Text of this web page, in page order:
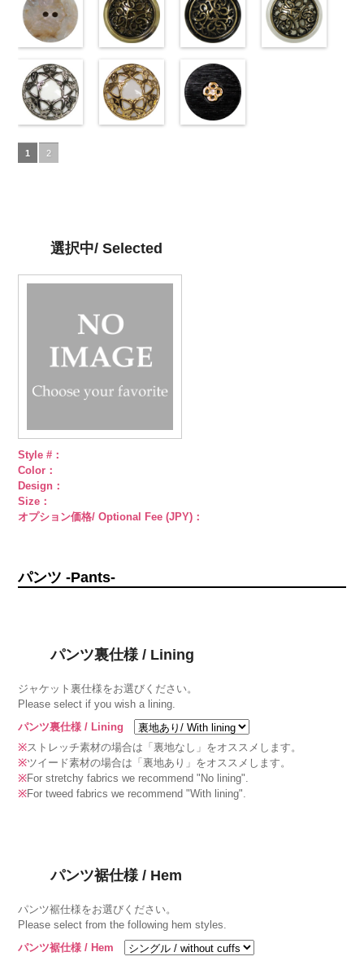
4000 4000
タン直径
18mm 4000
10029319-01
ホワイト 光
沢ラウンド
23mm／小ボ
タン直径
18mm 4000
10055476-09
ブラック 光
沢クロス 大
23mm／小ボ
タン直径
18mm 4000
10055476-01
ホワイト 光
沢クロス 大
23mm／小ボ
タン直径
18mm 4000
10059633-01
ホワイト 光
沢ドット 大
42/SN)
http://www.anys.co.jp/wp-
content/uploads/2013/04/10039314-
10039314-42
ベージュ マ
ット 大ボタ
ン直径23mm
径18mm
4000
09/SN)
http://www.anys.co.jp/wp-
content/uploads/2013/04/10039314-
10039314-09
ブラック マ
ット 大ボタ
ン直径23mm
06/SN)
http://www.anys.co.jp/wp-
content/uploads/2013/04/10039314-
10039314-06
グレー マッ
ト 大ボタン
直径23mm／
01/SN)
http://
content/uploads/
ュ(10029386-
42/SN)
http://www.anys.co.jp/wp-
content/uploads/2013/04/10029386-
10029386-42
ベージュ
(VC9771-
43/SN)
http://www.anys.co.jp/wp-
content/uploads/2013/04/vc9771-
(VC9771-
09/SN)
http://www.anys.co.jp/wp-
content/uploads/2013/04/vc9771-
(KVM4525-
N/SN)
シルバー 蝶
大ボタン
直径23mm／
小ボタン直径
ゴールド
柄 大ボタン
直径23mm／
小ボタン直径
インストーン
1 2
選択中/ Selected
Style #：
Color：
Design：
Size：
オプション価格/ Optional Fee (JPY)：
パンツ -Pants-
パンツ裏仕様 / Lining
ジャケット裏仕様をお選びください。
Please select if you wish a lining.
パンツ裏仕様 / Lining
※ストレッチ素材の場合は「裏地なし」をオススメします。
※ツイード素材の場合は「裏地あり」をオススメします。
※For stretchy fabrics we recommend "No lining".
※For tweed fabrics we recommend "With lining".
パンツ裾仕様 / Hem
パンツ裾仕様をお選びください。
Please select from the following hem styles.
パンツ裾仕様 / Hem